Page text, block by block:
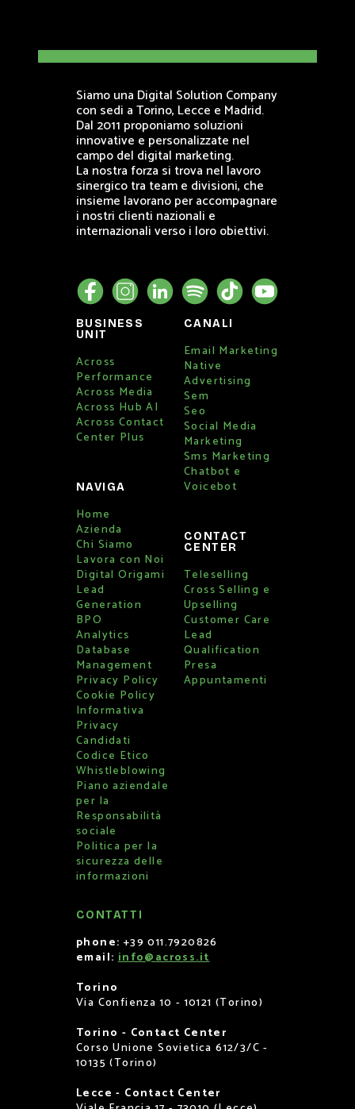
Siamo una Digital Solution Company
con sedi a Torino, Lecce e Madrid.
Dal 2011 proponiamo soluzioni
innovative e personalizzate nel
campo del digital marketing.
La nostra forza si trova nel lavoro
sinergico tra team e divisioni, che
insieme lavorano per accompagnare
i nostri clienti nazionali e
internazionali verso i loro obiettivi.
BUSINESS
UNIT
Across
Performance
Across Media
Across Hub AI
Across Contact
Center Plus
NAVIGA
Home
Azienda
Chi Siamo
Lavora con Noi
Digital Origami
Lead
Generation
BPO
Analytics
Database
Management
Privacy Policy
Cookie Policy
Informativa
Privacy
Candidati
Codice Etico
Whistleblowing
Piano aziendale
per la
Responsabilità
sociale
Politica per la
sicurezza delle
informazioni
CANALI
Email Marketing
Native
Advertising
Sem
Seo
Social Media
Marketing
Sms Marketing
Chatbot e
Voicebot
CONTACT
CENTER
Teleselling
Cross Selling e
Upselling
Customer Care
Lead
Qualification
Presa
Appuntamenti
CONTATTI
phone: +39 011.7920826
email: info@across.it
Torino
Via Confienza 10 - 10121 (Torino)
Torino - Contact Center
Corso Unione Sovietica 612/3/C -
10135 (Torino)
Lecce - Contact Center